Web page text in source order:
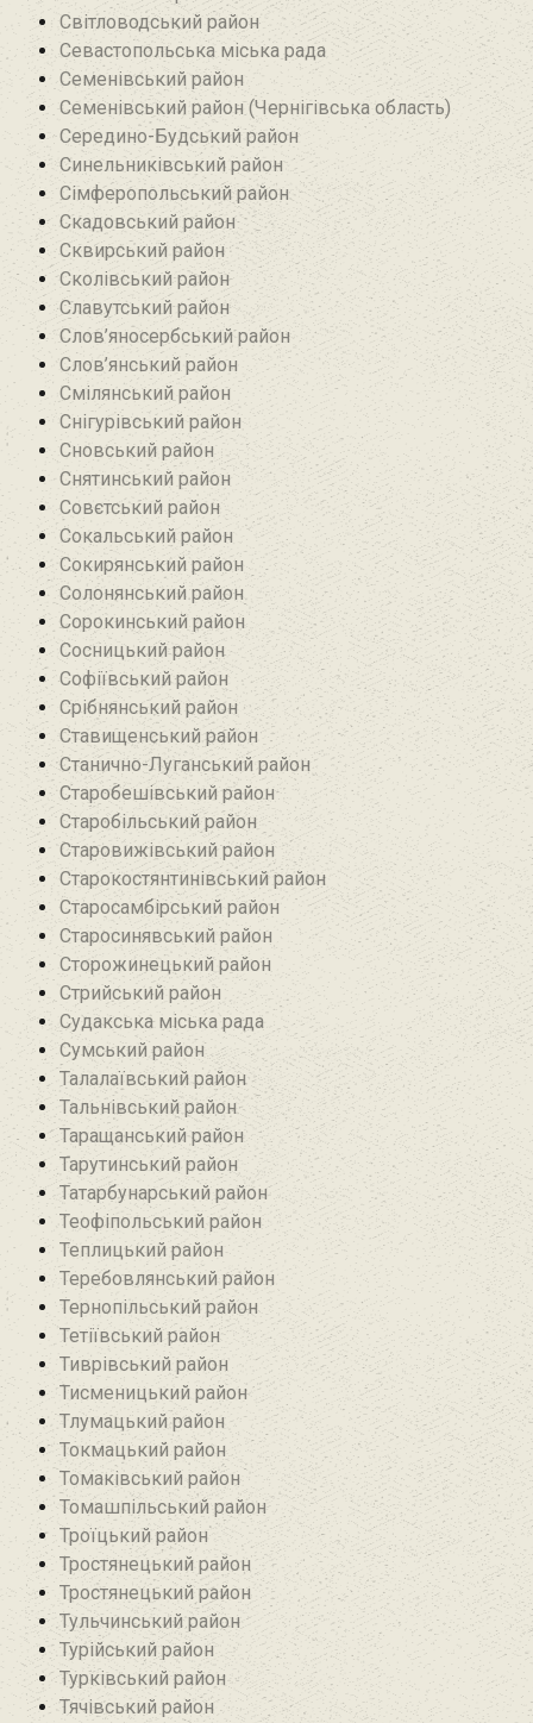
Світловодський район
Севастопольська міська рада
Семенівський район
Семенівський район (Чернігівська область)
Середино-Будський район
Синельниківський район
Сімферопольський район
Скадовський район
Сквирський район
Сколівський район
Славутський район
Слов’яносербський район
Слов’янський район
Смілянський район
Снігурівський район‎
Сновський район
Снятинський район
Совєтський район
Сокальський район
Сокирянський район
Солонянський район
Сорокинський район
Сосницький район
Софіївський район
Срібнянський район‎
Ставищенський район
Станично-Луганський район‎
Старобешівський район‎
Старобільський район
Старовижівський район
Старокостянтинівський район
Старосамбірський район
Старосинявський район
Сторожинецький район
Стрийський район
Судакська міська рада
Сумський район
Талалаївський район
Тальнівський район
Таращанський район
Тарутинський район
Татарбунарський район
Теофіпольський район‎
Теплицький район
Теребовлянський район
Тернопільський район
Тетіївський район
Тиврівський район
Тисменицький район
Тлумацький район
Токмацький район
Томаківський район
Томашпільський район
Троїцький район‎
Тростянецький район
Тростянецький район
Тульчинський район
Турійський район
Турківський район
Тячівський район